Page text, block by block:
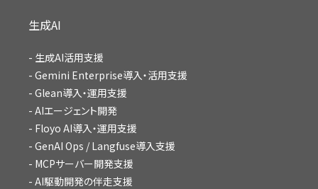
生成AI
生成AI活用支援
Gemini Enterprise導入・活用支援
Glean導入・運用支援
AIエージェント開発
Floyo AI導入・運用支援
GenAI Ops / Langfuse導入支援
MCPサーバー開発支援
AI駆動開発の伴走支援